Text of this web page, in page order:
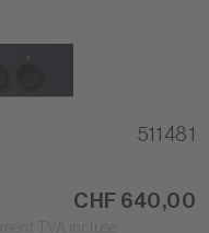
511481
CHF 640,00